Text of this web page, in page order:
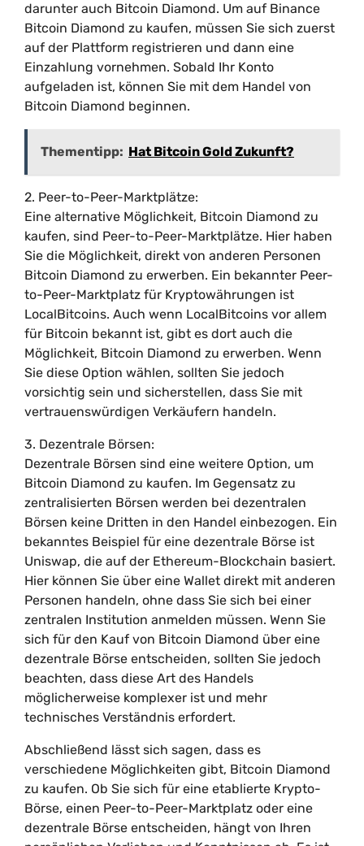
darunter auch Bitcoin Diamond. Um auf Binance
Bitcoin Diamond zu kaufen, müssen Sie sich zuerst
auf der Plattform registrieren und dann eine
Einzahlung vornehmen. Sobald Ihr Konto
aufgeladen ist, können Sie mit dem Handel von
Bitcoin Diamond beginnen.
Thementipp: Hat Bitcoin Gold Zukunft?
2. Peer-to-Peer-Marktplätze:
Eine alternative Möglichkeit, Bitcoin Diamond zu
kaufen, sind Peer-to-Peer-Marktplätze. Hier haben
Sie die Möglichkeit, direkt von anderen Personen
Bitcoin Diamond zu erwerben. Ein bekannter Peer-
to-Peer-Marktplatz für Kryptowährungen ist
LocalBitcoins. Auch wenn LocalBitcoins vor allem
für Bitcoin bekannt ist, gibt es dort auch die
Möglichkeit, Bitcoin Diamond zu erwerben. Wenn
Sie diese Option wählen, sollten Sie jedoch
vorsichtig sein und sicherstellen, dass Sie mit
vertrauenswürdigen Verkäufern handeln.
3. Dezentrale Börsen:
Dezentrale Börsen sind eine weitere Option, um
Bitcoin Diamond zu kaufen. Im Gegensatz zu
zentralisierten Börsen werden bei dezentralen
Börsen keine Dritten in den Handel einbezogen. Ein
bekanntes Beispiel für eine dezentrale Börse ist
Uniswap, die auf der Ethereum-Blockchain basiert.
Hier können Sie über eine Wallet direkt mit anderen
Personen handeln, ohne dass Sie sich bei einer
zentralen Institution anmelden müssen. Wenn Sie
sich für den Kauf von Bitcoin Diamond über eine
dezentrale Börse entscheiden, sollten Sie jedoch
beachten, dass diese Art des Handels
möglicherweise komplexer ist und mehr
technisches Verständnis erfordert.
Abschließend lässt sich sagen, dass es
verschiedene Möglichkeiten gibt, Bitcoin Diamond
zu kaufen. Ob Sie sich für eine etablierte Krypto-
Börse, einen Peer-to-Peer-Marktplatz oder eine
dezentrale Börse entscheiden, hängt von Ihren